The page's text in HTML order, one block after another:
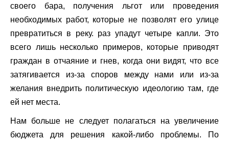
своего бара, получения льгот или проведения
необходимых работ, которые не позволят его улице
превратиться в реку. раз упадут четыре капли. Это
всего лишь несколько примеров, которые приводят
граждан в отчаяние и гнев, когда они видят, что все
затягивается из-за споров между нами или из-за
желания внедрить политическую идеологию там, где
ей нет места.
Нам больше не следует полагаться на увеличение
бюджета для решения какой-либо проблемы. По